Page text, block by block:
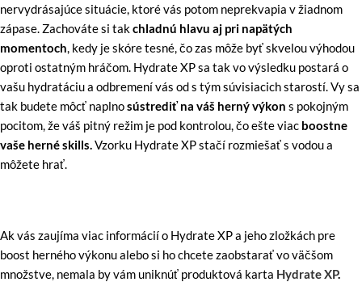
nervydrásajúce situácie, ktoré vás potom neprekvapia v žiadnom
zápase. Zachováte si takchladnú hlavu aj pri napätých
momentoch , kedy je skóre tesné, čo zas môže byť skvelou výhodou
oproti ostatným hráčom. Hydrate XP sa tak vo výsledku postará o
vašu hydratáciu a odbremení vás od s tým súvisiacich starostí. Vy sa
tak budete môcť naplnosústrediť na váš herný výkon s pokojným
pocitom, že váš pitný režim je pod kontrolou, čo ešte viac boostne
vaše herné skills. Vzorku Hydrate XP stačí rozmiešať s vodou a
môžete hrať.
Ak vás zaujíma viac informácií o Hydrate XP a jeho zložkách pre
boost herného výkonu alebo si ho chcete zaobstarať vo väčšom
množstve, nemala by vám uniknúť produktová karta Hydrate XP.